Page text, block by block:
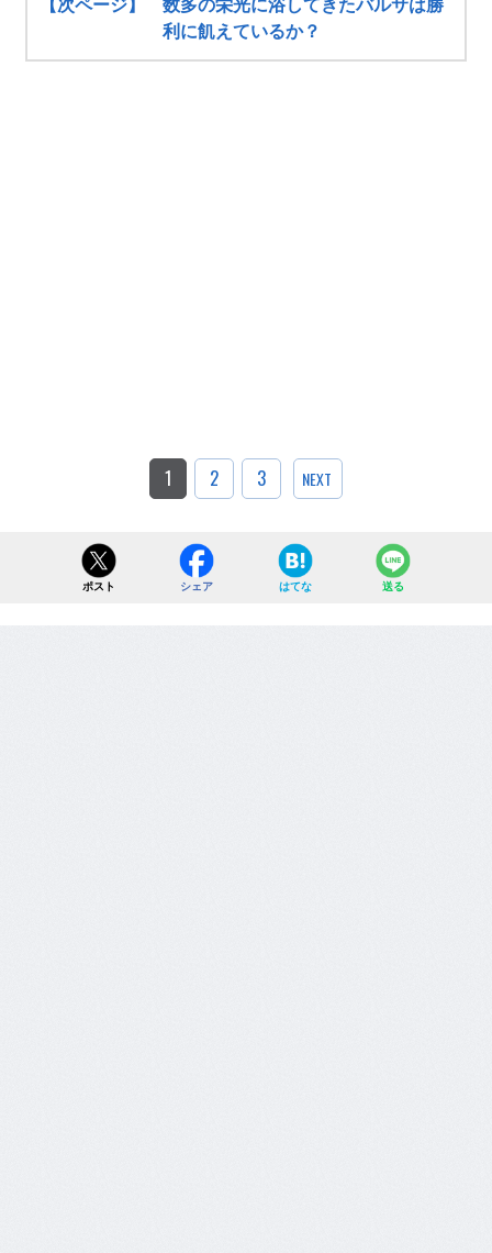
【次ページ】 数多の栄光に浴してきたバルサは勝
利に飢えているか？
1 2 3 NEXT
ポスト シェア はてな 送る